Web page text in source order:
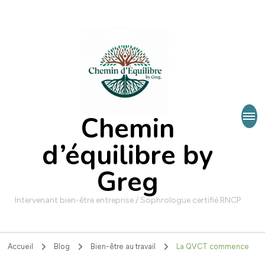
Chemin
d’équilibre by
Greg
Intervenant bien-être entreprise / Sophrologue certifié RNCP
Accueil Blog Bien-être au travail
La QVCT commence